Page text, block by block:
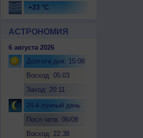
+23 °C
АСТРОНОМИЯ
6 августа 2026
Долгота дня: 15:08
Восход: 05:03
Заход: 20:11
24-й лунный день
Посл.четв. 06/08
Восход: 22:38